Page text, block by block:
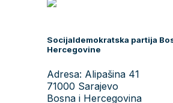
Socijaldemokratska partija
Hercegovine
Adresa: Alipašina 41
71000 Sarajevo
Bosna i Hercegovina